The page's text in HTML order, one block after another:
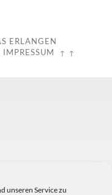
unseren Service zu
ERLANGEN
IMPRESSUM
↑ ↑